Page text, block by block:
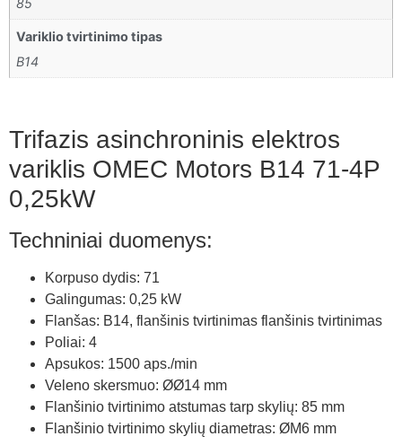
85
Variklio tvirtinimo tipas
B14
Trifazis asinchroninis elektros
variklis OMEC Motors B14 71-4P
0,25kW
Techniniai duomenys:
Korpuso dydis: 71
Galingumas: 0,25 kW
Flanšas: B14, flanšinis tvirtinimas flanšinis tvirtinimas
Poliai: 4
Apsukos: 1500 aps./min
Veleno skersmuo: ØØ14 mm
Flanšinio tvirtinimo atstumas tarp skylių: 85 mm
Flanšinio tvirtinimo skylių diametras: ØM6 mm